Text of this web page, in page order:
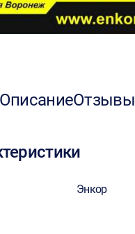
ОписаниеОтзывы
Энкор